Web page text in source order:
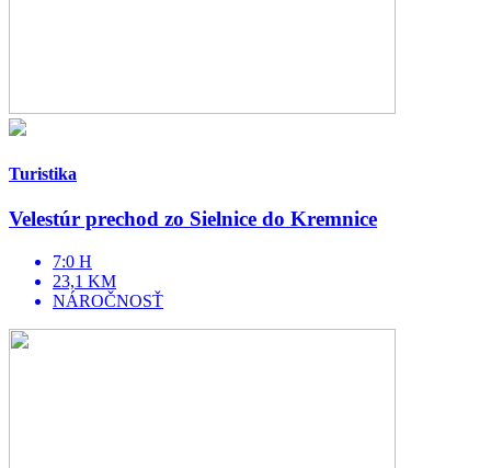
Turistika
Velestúr prechod zo Sielnice do Kremnice
7:0 H
23,1 KM
NÁROČNOSŤ